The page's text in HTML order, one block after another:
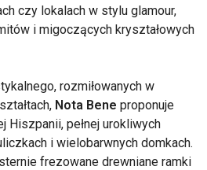
czy lokalach w stylu glamour,
i migoczących kryształowych
rozmiłowanych w
Nota Bene proponuje
Hiszpanii, pełnej urokliwych
i wielobarwnych domkach.
frezowane drewniane ramki